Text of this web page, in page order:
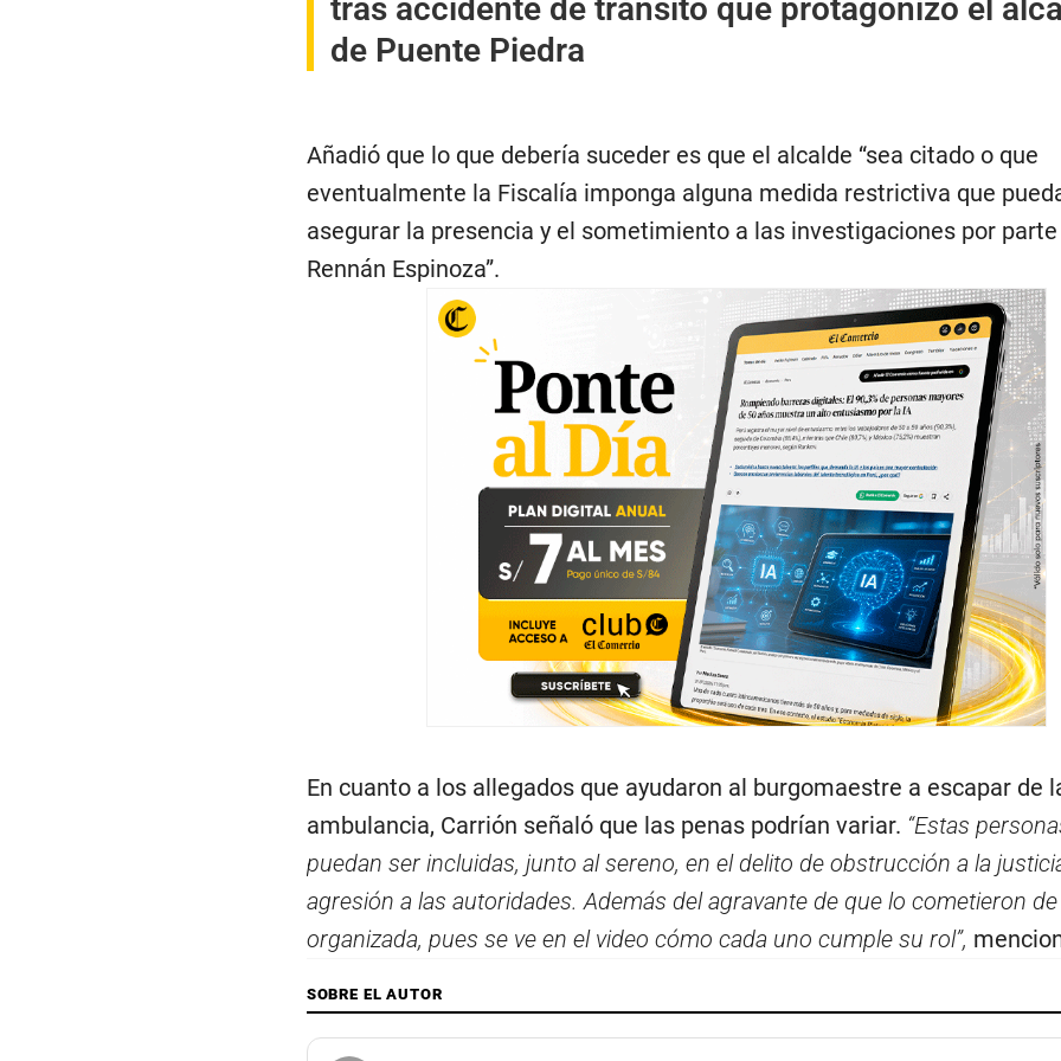
tras accidente de tránsito que protagonizó el
de Puente Piedra
Añadió que lo que debería suceder es que el alcalde “sea citado o que
eventualmente la Fiscalía imponga alguna medida restrictiva que
asegurar la presencia y el sometimiento a las investigaciones por parte
Rennán Espinoza”.
En cuanto a los allegados que ayudaron al burgomaestre a escapar de
ambulancia, Carrión señaló que las penas podrían variar. “Estas
puedan ser incluidas, junto al sereno, en el delito de obstrucción a la
agresión a las autoridades. Además del agravante de que lo cometieron
organizada, pues se ve en el video cómo cada uno cumple su rol”,
SOBRE EL AUTOR